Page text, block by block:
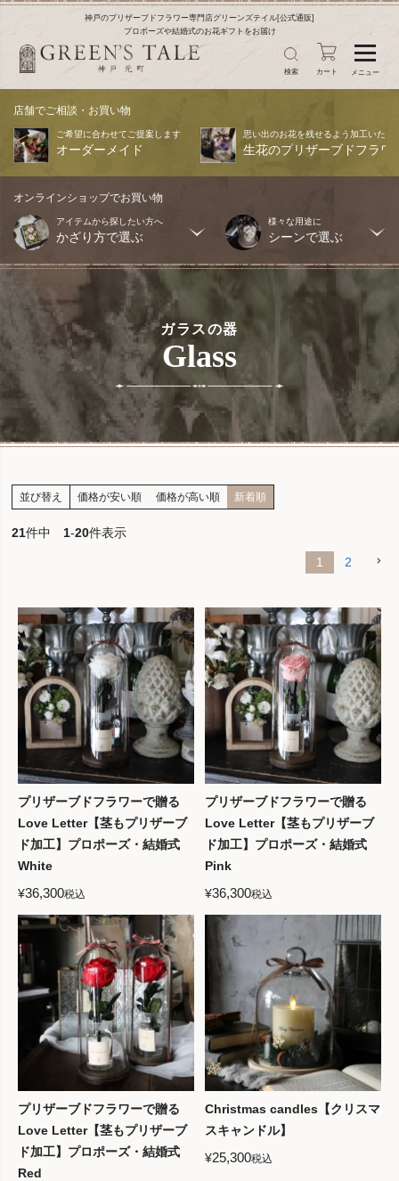
神戸のプリザーブドフラワー専門店グリーンズテイル[公式通販]
プロポーズや結婚式のお花ギフトをお届け
メニュー
検索 カート
店舗でご相談・お買い物
ご希望に合わせてご提案します
オーダーメイド
思い出のお花を残せるよう加工いたし
生花のプリザーブドフラワ
オンラインショップでお買い物
アイテムから探したい方へ
かざり方で選ぶ
様々な用途に
シーンで選ぶ
ガラスの器
Glass
並び替え 価格が安い順 価格が高い順 新着順
21件中 1-20件表示
1 2
プリザーブドフラワーで贈る
Love Letter【茎もプリザーブ
ド加工】プロポーズ・結婚式
White
¥36,300税込
プリザーブドフラワーで贈る
Love Letter【茎もプリザーブ
ド加工】プロポーズ・結婚式
Pink
¥36,300税込
プリザーブドフラワーで贈る
Love Letter【茎もプリザーブ
ド加工】プロポーズ・結婚式
Red
Christmas candles【クリスマ
スキャンドル】
¥25,300税込